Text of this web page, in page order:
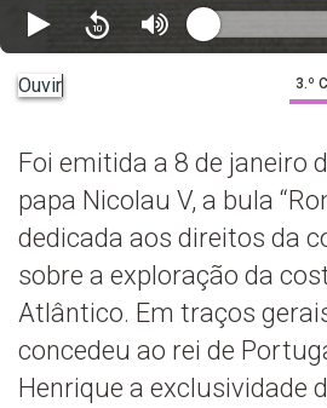
Ouvir 3.º
Foi emitida a 8 de janeiro
papa Nicolau V, a bula
dedicada aos direitos da
sobre a exploração da
Atlântico. Em traços
concedeu ao rei de
Henrique a exclusividade